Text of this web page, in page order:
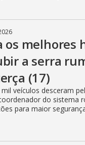
os melhores
a serra
(17)
veículos desceram
do sistema
para maior